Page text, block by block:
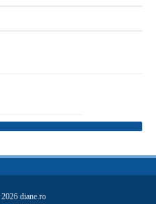
2026 diane.ro